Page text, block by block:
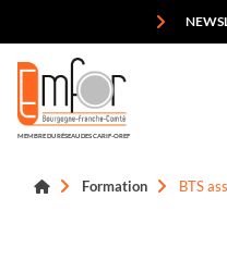
MEMBRE DU RÉSEAU DES CARIF-OREF
Formation BTS
Panneau de gestion des